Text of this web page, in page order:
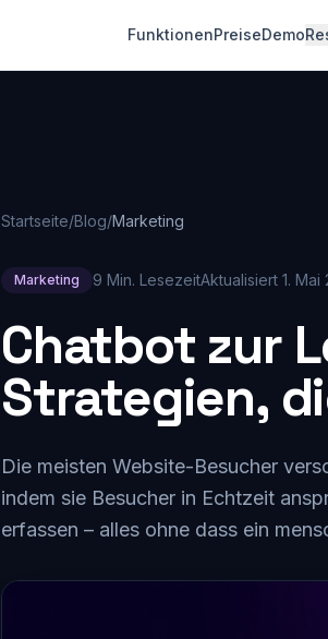
FunktionenPreiseDemo
Startseite/Blog/Marketing
Marketing 9 Min. LesezeitAktualisiert 1. Mai
Chatbot zur
Strategien,
Die meisten Website-Besucher
indem sie Besucher in Echtzeit
erfassen – alles ohne dass ein